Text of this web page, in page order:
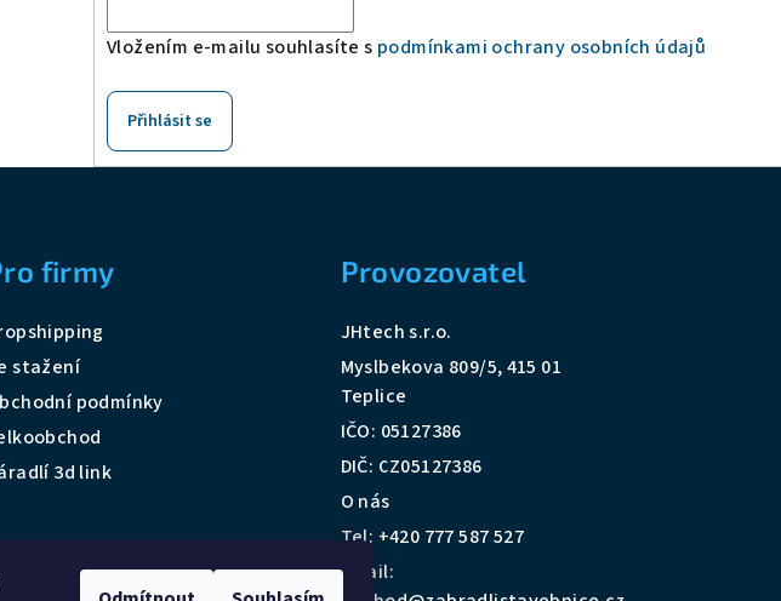
Vložením e-mailu souhlasíte s podmínkami ochrany osobních údajů
Přihlásit se
firmy
stažení
podmínky
3d link
Provozovatel
JHtech s.r.o.
Myslbekova 809/5, 415 01
Teplice
IČO: 05127386
DIČ: CZ05127386
O nás
Tel: +420 777 587 527
Email: